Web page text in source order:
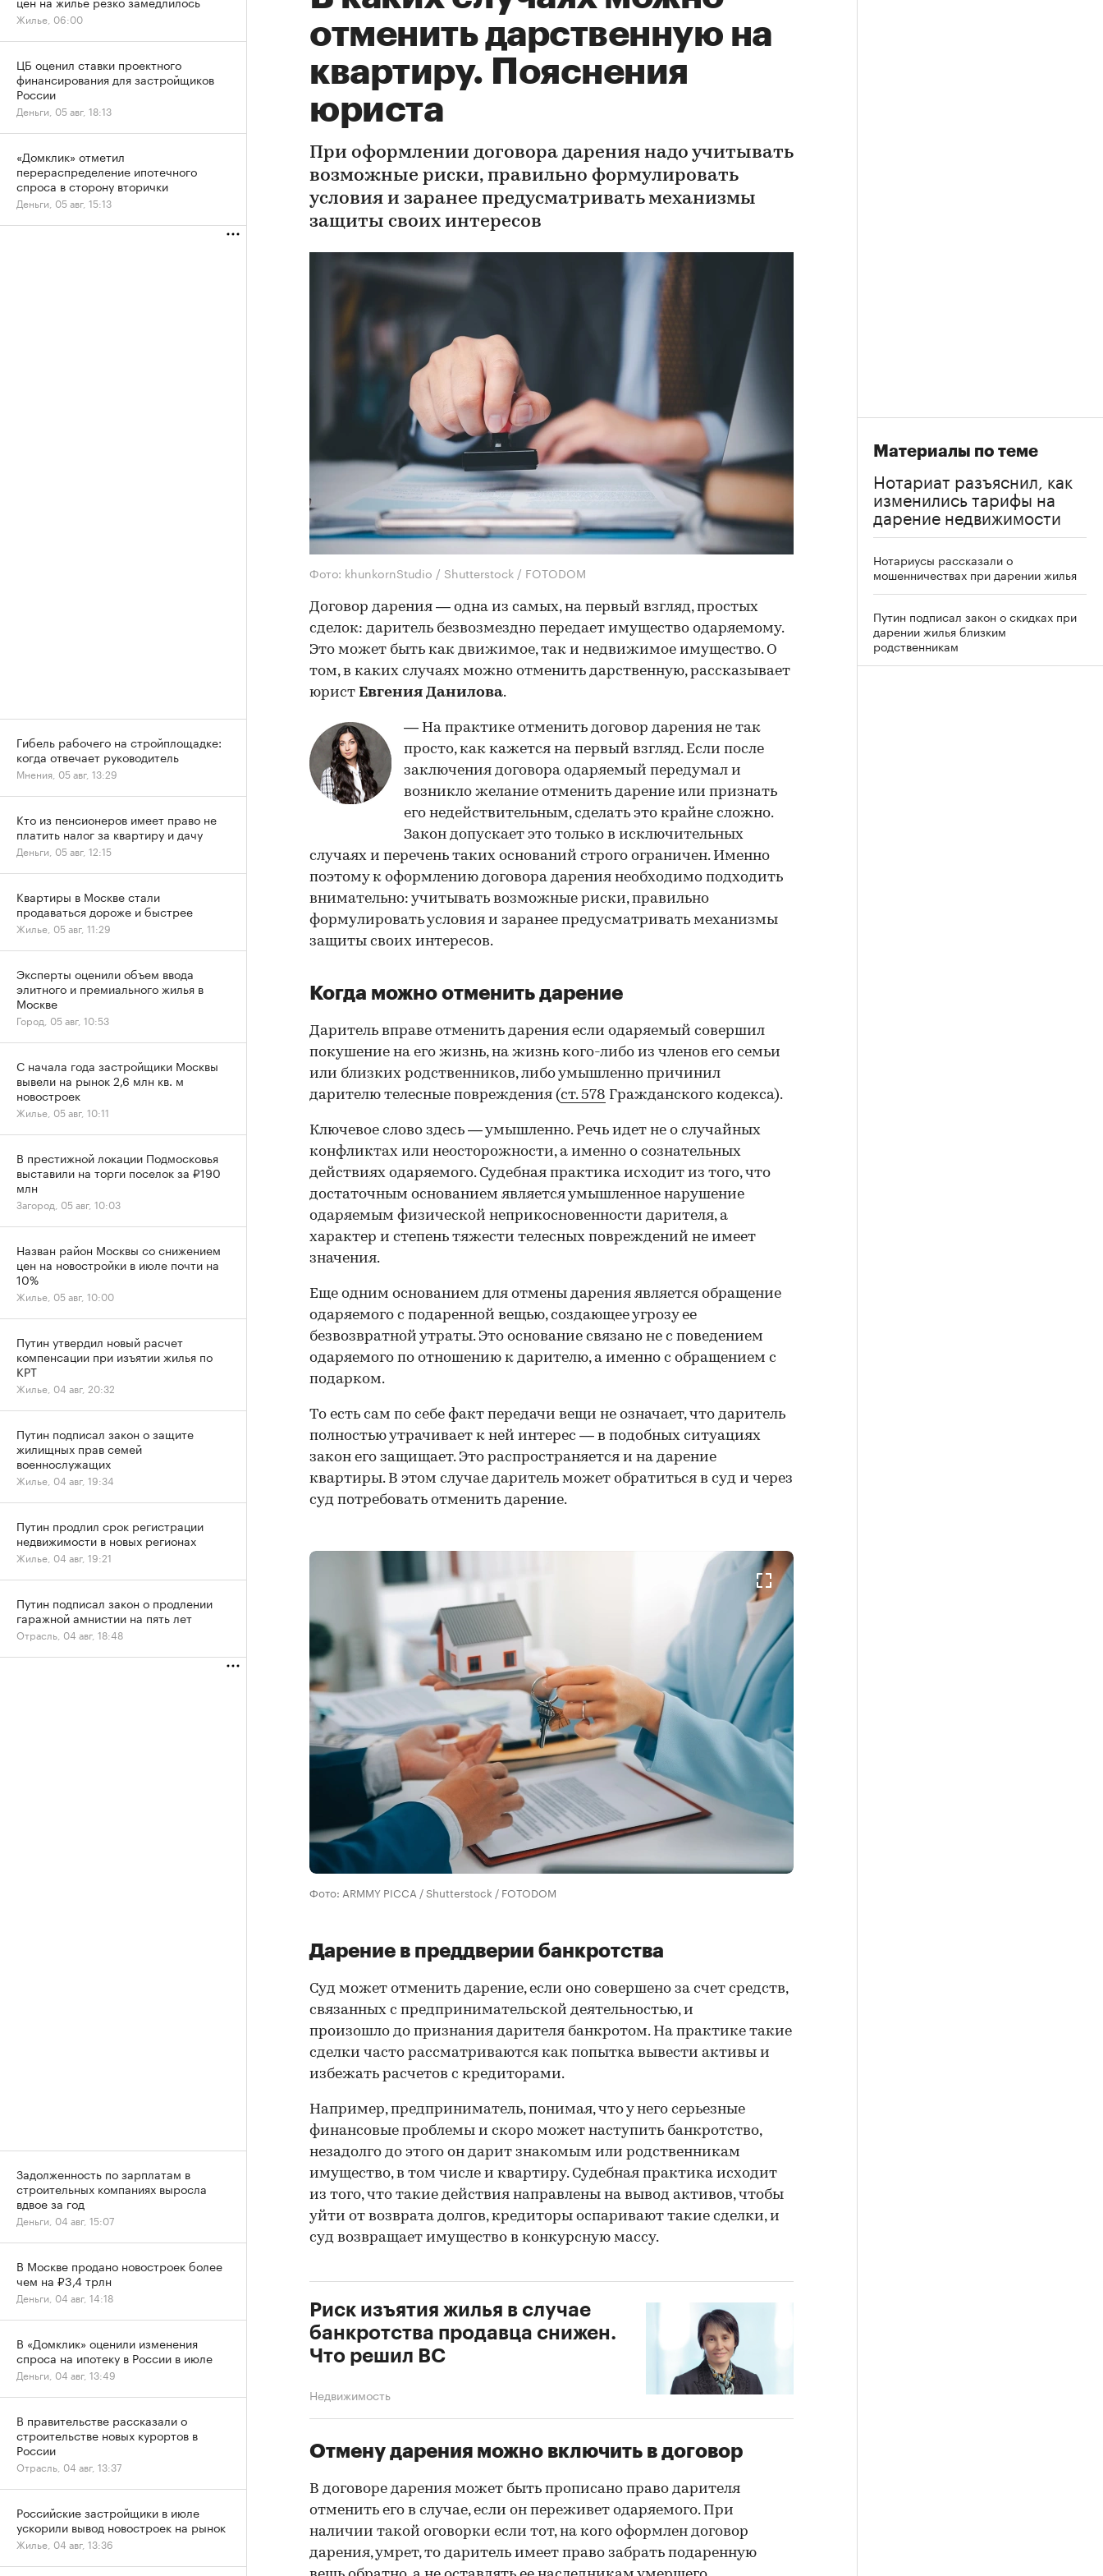
отменить дарственную на
квартиру. Пояснения
юриста
При оформлении договора дарения надо учитывать
возможные риски, правильно формулировать
условия и заранее предусматривать механизмы
защиты своих интересов
Фото: khunkornStudio / Shutterstock / FOTODOM
Договор дарения — одна из самых, на первый взгляд, простых
сделок: даритель безвозмездно передает имущество одаряемому.
Это может быть как движимое, так и недвижимое имущество. О
том, в каких случаях можно отменить дарственную, рассказывает
юрист Евгения Данилова.
— На практике отменить договор дарения не так
просто, как кажется на первый взгляд. Если после
заключения договора одаряемый передумал и
возникло желание отменить дарение или признать
его недействительным, сделать это крайне сложно.
Закон допускает это только в исключительных
случаях и перечень таких оснований строго ограничен. Именно
поэтому к оформлению договора дарения необходимо подходить
внимательно: учитывать возможные риски, правильно
формулировать условия и заранее предусматривать механизмы
защиты своих интересов.
00:00 / 00:00
Когда можно отменить дарение
Даритель вправе отменить дарения если одаряемый совершил
покушение на его жизнь, на жизнь кого-либо из членов его семьи
или близких родственников, либо умышленно причинил
дарителю телесные повреждения (ст. 578 Гражданского кодекса).
Ключевое слово здесь — умышленно. Речь идет не о случайных
конфликтах или неосторожности, а именно о сознательных
действиях одаряемого. Судебная практика исходит из того, что
достаточным основанием является умышленное нарушение
одаряемым физической неприкосновенности дарителя, а
характер и степень тяжести телесных повреждений не имеет
значения.
Еще одним основанием для отмены дарения является обращение
одаряемого с подаренной вещью, создающее угрозу ее
безвозвратной утраты. Это основание связано не с поведением
одаряемого по отношению к дарителю, а именно с обращением с
подарком.
То есть сам по себе факт передачи вещи не означает, что даритель
полностью утрачивает к ней интерес — в подобных ситуациях
закон его защищает. Это распространяется и на дарение
квартиры. В этом случае даритель может обратиться в суд и через
суд потребовать отменить дарение.
Фото: ARMMY PICCA / Shutterstock / FOTODOM
Дарение в преддверии банкротства
Суд может отменить дарение, если оно совершено за счет средств,
связанных с предпринимательской деятельностью, и
произошло до признания дарителя банкротом. На практике такие
сделки часто рассматриваются как попытка вывести активы и
избежать расчетов с кредиторами.
Например, предприниматель, понимая, что у него серьезные
финансовые проблемы и скоро может наступить банкротство,
незадолго до этого он дарит знакомым или родственникам
имущество, в том числе и квартиру. Судебная практика исходит
из того, что такие действия направлены на вывод активов, чтобы
уйти от возврата долгов, кредиторы оспаривают такие сделки, и
суд возвращает имущество в конкурсную массу.
Риск изъятия жилья в случае
банкротства продавца снижен.
Что решил ВС
Недвижимость
Отмену дарения можно включить в договор
В договоре дарения может быть прописано право дарителя
отменить его в случае, если он переживет одаряемого. При
наличии такой оговорки если тот, на кого оформлен договор
дарения, умрет, то даритель имеет право забрать подаренную
Материалы по теме
Нотариат разъяснил, как
изменились тарифы на
дарение недвижимости
Нотариусы рассказали о
мошенничествах при дарении жилья
Путин подписал закон о скидках при
дарении жилья близким
родственникам
Жилье, 06:00
ЦБ оценил ставки проектного
финансирования для застройщиков
России
Деньги, 05 авг, 18:13
«Домклик» отметил
перераспределение ипотечного
спроса в сторону вторички
Деньги, 05 авг, 15:13
Гибель рабочего на стройплощадке:
когда отвечает руководитель
Мнения, 05 авг, 13:29
Кто из пенсионеров имеет право не
платить налог за квартиру и дачу
Деньги, 05 авг, 12:15
Квартиры в Москве стали
продаваться дороже и быстрее
Жилье, 05 авг, 11:29
Эксперты оценили объем ввода
элитного и премиального жилья в
Москве
Город, 05 авг, 10:53
С начала года застройщики Москвы
вывели на рынок 2,6 млн кв. м
новостроек
Жилье, 05 авг, 10:11
В престижной локации Подмосковья
выставили на торги поселок за ₽190
млн
Загород, 05 авг, 10:03
Назван район Москвы со снижением
цен на новостройки в июле почти на
10%
Жилье, 05 авг, 10:00
Путин утвердил новый расчет
компенсации при изъятии жилья по
КРТ
Жилье, 04 авг, 20:32
Путин подписал закон о защите
жилищных прав семей
военнослужащих
Жилье, 04 авг, 19:34
Путин продлил срок регистрации
недвижимости в новых регионах
Жилье, 04 авг, 19:21
Путин подписал закон о продлении
гаражной амнистии на пять лет
Отрасль, 04 авг, 18:48
Задолженность по зарплатам в
строительных компаниях выросла
вдвое за год
Деньги, 04 авг, 15:07
В Москве продано новостроек более
чем на ₽3,4 трлн
Деньги, 04 авг, 14:18
В «Домклик» оценили изменения
спроса на ипотеку в России в июле
Деньги, 04 авг, 13:49
В правительстве рассказали о
строительстве новых курортов в
России
Отрасль, 04 авг, 13:37
Российские застройщики в июле
ускорили вывод новостроек на рынок
Жилье, 04 авг, 13:36